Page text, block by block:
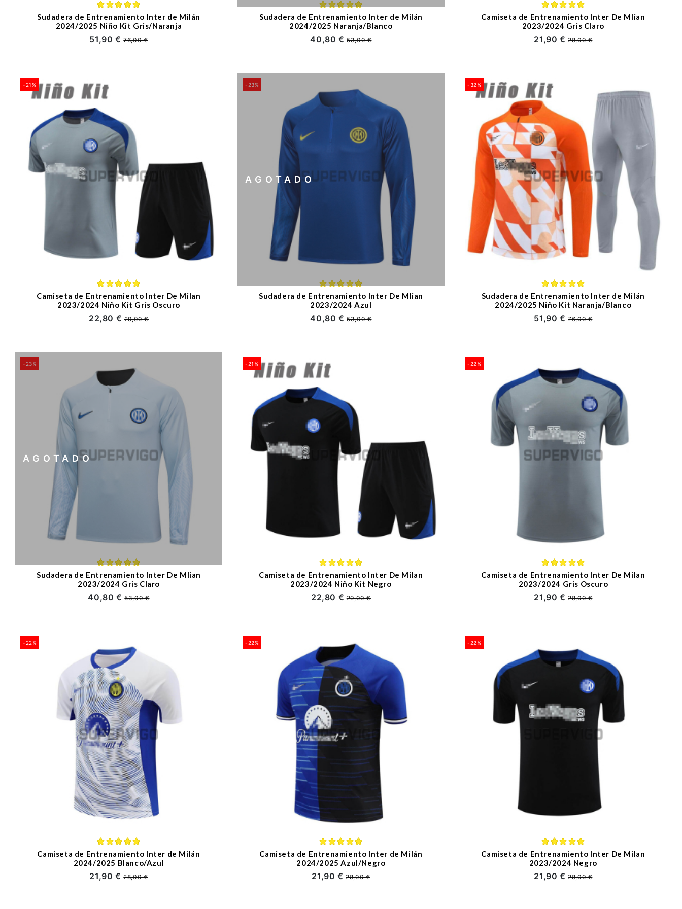
Sudadera de Entrenamiento Inter de Milán
2024/2025 Niño Kit Gris/Naranja
51,90 €76,00 €
Sudadera de Entrenamiento Inter de Milán
2024/2025 Naranja/Blanco
40,80 €53,00 €
Camiseta de Entrenamiento Inter De Mlian
2023/2024 Gris Claro
21,90 €28,00 €
-21%
Camiseta de Entrenamiento Inter De Milan
2023/2024 Niño Kit Gris Oscuro
22,80 €29,00 €
-23%
Sudadera de Entrenamiento Inter De Mlian
2023/2024 Azul
40,80 €53,00 €
AGOTADO
-32%
Sudadera de Entrenamiento Inter de Milán
2024/2025 Niño Kit Naranja/Blanco
51,90 €76,00 €
-23%
Sudadera de Entrenamiento Inter De Mlian
2023/2024 Gris Claro
40,80 €53,00 €
AGOTADO
-21%
Camiseta de Entrenamiento Inter De Milan
2023/2024 Niño Kit Negro
22,80 €29,00 €
-22%
Camiseta de Entrenamiento Inter De Milan
2023/2024 Gris Oscuro
21,90 €28,00 €
-22%
Camiseta de Entrenamiento Inter de Milán
2024/2025 Blanco/Azul
21,90 €28,00 €
-22%
Camiseta de Entrenamiento Inter de Milán
2024/2025 Azul/Negro
21,90 €28,00 €
-22%
Camiseta de Entrenamiento Inter De Milan
2023/2024 Negro
21,90 €28,00 €